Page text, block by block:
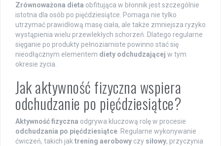
Zrównoważona dieta obfitująca w błonnik jest szczególnie
istotna dla osób po pięćdziesiątce. Pomaga nie tylko
utrzymać prawidłową masę ciała, ale także zmniejsza ryzyko
wystąpienia wielu przewlekłych schorzeń. Dlatego regularne
sięganie po produkty pełnoziarniste powinno stać się
nieodłącznym elementem diety odchudzającej w tym
okresie życia.
Jak aktywność fizyczna wspiera
odchudzanie po pięćdziesiątce?
Aktywność fizyczna odgrywa kluczową rolę w procesie
odchudzania po pięćdziesiątce . Regularne wykonywanie
ćwiczeń, takich jak trening aerobowy czy siłowy, przyczynia